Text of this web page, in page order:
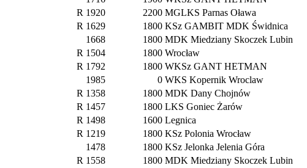
R 1920 2200 MGLKS Parnas Oława
R 1629 1800 KSz GAMBIT MDK Świdnica
1668 1800 MDK Miedziany Skoczek Lubin
R 1504 1800 Wrocław
R 1792 1800 WKSz GANT HETMAN
1985 0 WKS Kopernik Wroclaw
R 1358 1800 MDK Dany Chojnów
R 1457 1800 LKS Goniec Żarów
R 1498 1600 Legnica
R 1219 1800 KSz Polonia Wrocław
1478 1800 KSz Jelonka Jelenia Góra
R 1558 1800 MDK Miedziany Skoczek Lubin